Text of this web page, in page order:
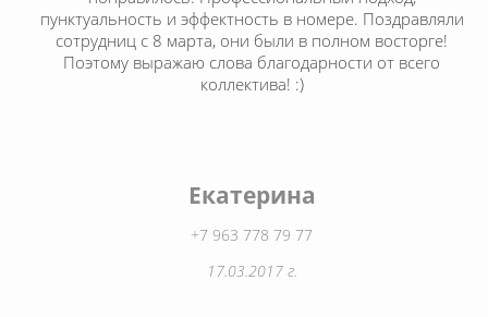
пунктуальность и эффектность в номере. Поздравляли
сотрудниц с 8 марта, они были в полном восторге!
Поэтому выражаю слова благодарности от всего
коллектива! :)
Екатерина
+7 963 778 79 77
17.03.2017 г.